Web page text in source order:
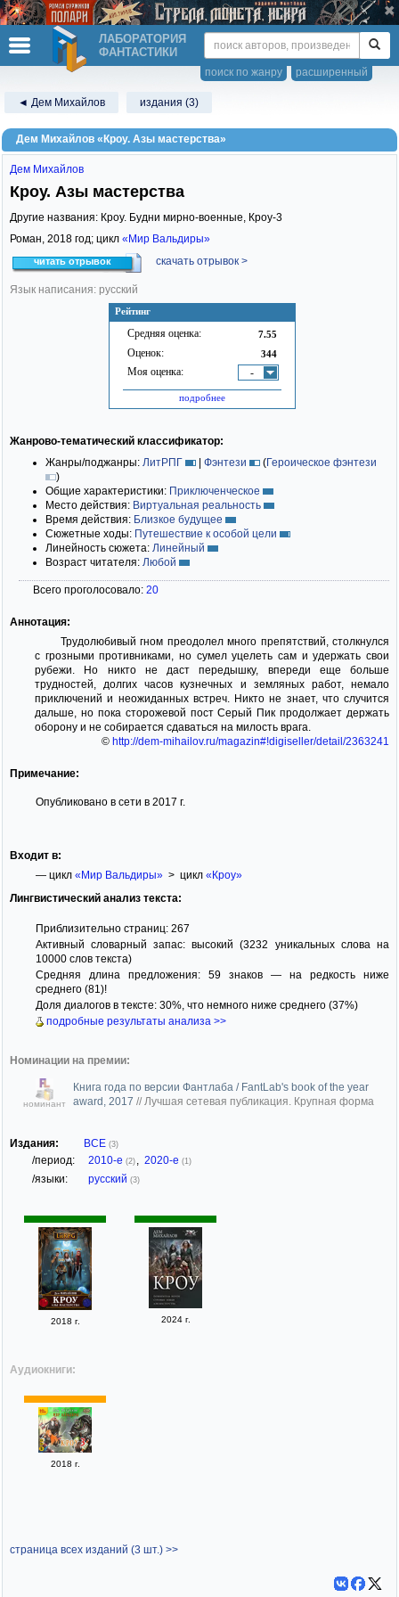
ЛАБОРАТОРИЯ
ФАНТАСТИКИ
расширенный
поиск по жанру
◄ Дем Михайлов издания (3)
Дем Михайлов «Кроу. Азы мастерства»
Рейтинг
Средняя оценка: 7.55
Оценок: 344
Моя оценка: -
подробнее
Дем Михайлов
Кроу. Азы мастерства
Другие названия: Кроу. Будни мирно-военные, Кроу-3
Роман, 2018 год; цикл «Мир Вальдиры»
читать отрывок скачать отрывок >
Язык написания: русский
Жанрово-тематический классификатор:
Жанры/поджанры: ЛитРПГ | Фэнтези (Героическое фэнтези
)
Общие характеристики: Приключенческое
Место действия: Виртуальная реальность
Время действия: Близкое будущее
Сюжетные ходы: Путешествие к особой цели
Линейность сюжета: Линейный
Возраст читателя: Любой
Всего проголосовало: 20
Аннотация:
Трудолюбивый гном преодолел много препятствий, столкнулся
с грозными противниками, но сумел уцелеть сам и удержать свои
рубежи. Но никто не даст передышку, впереди еще больше
трудностей, долгих часов кузнечных и земляных работ, немало
приключений и неожиданных встреч. Никто не знает, что случится
дальше, но пока сторожевой пост Серый Пик продолжает держать
оборону и не собирается сдаваться на милость врага.
© http://dem-mihailov.ru/magazin#!digiseller/detail/2363241
Примечание:
Опубликовано в сети в 2017 г.
Входит в:
— цикл «Мир Вальдиры»> цикл «Кроу»
Лингвистический анализ текста:
Приблизительно страниц: 267
Активный словарный запас: высокий (3232 уникальных слова на
10000 слов текста)
Средняя длина предложения: 59 знаков — на редкость ниже
среднего (81)!
Доля диалогов в тексте: 30%, что немного ниже среднего (37%)
подробные результаты анализа >>
Номинации на премии:
номинант
Книга года по версии Фантлаба / FantLab's book of the year
award, 2017 // Лучшая сетевая публикация. Крупная форма
Издания: ВСЕ (3)
/период: 2010-е (2) 2020-е (1)
/языки: русский (3)
2018 г. 2024 г.
Аудиокниги:
2018 г.
страница всех изданий (3 шт.) >>